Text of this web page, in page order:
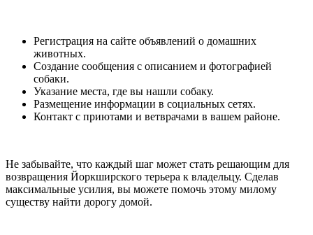
Регистрация на сайте объявлений о домашних
животных.
Создание сообщения с описанием и фотографией
собаки.
Указание места, где вы нашли собаку.
Размещение информации в социальных сетях.
Контакт с приютами и ветврачами в вашем районе.
Не забывайте, что каждый шаг может стать решающим для
возвращения Йоркширского терьера к владельцу. Сделав
максимальные усилия, вы можете помочь этому милому
существу найти дорогу домой.